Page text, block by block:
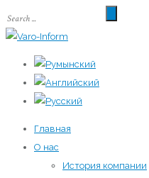
Главная
О нас
История компании